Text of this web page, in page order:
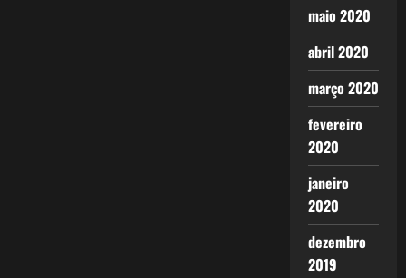
maio 2020
abril 2020
março 2020
fevereiro
2020
janeiro
2020
dezembro
2019